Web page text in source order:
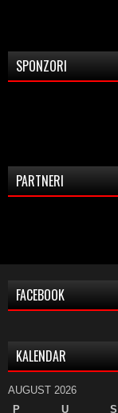
SPONZORI
PARTNERI
FACEBOOK
KALENDAR
AUGUST 2026
P
U S